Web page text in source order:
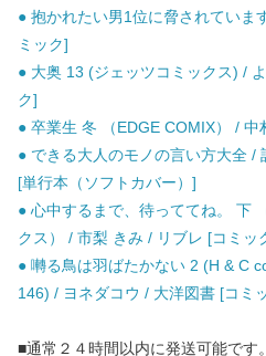
● 抱かれたい男1位に脅されていま
ミック]
● 大奥 13 (ジェッツコミックス) /
ク]
● 卒業生 冬 （EDGE COMIX） /
● できる大人のモノの言い方大全 /
[単行本（ソフトカバー）]
● 心中するまで、待っててね。 下
クス） / 市梨 きみ / リブレ [コミッ
● 囀る鳥は羽ばたかない 2 (H & C
146) / ヨネダコウ / 大洋図書 [コミ
■通常２４時間以内に発送可能です。